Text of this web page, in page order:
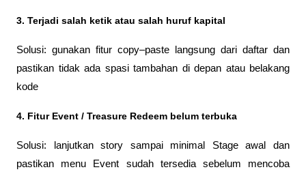
3. Terjadi salah ketik atau salah huruf kapital
Solusi: gunakan fitur copy–paste langsung dari daftar dan
pastikan tidak ada spasi tambahan di depan atau belakang
kode
4. Fitur Event / Treasure Redeem belum terbuka
Solusi: lanjutkan story sampai minimal Stage awal dan
pastikan menu Event sudah tersedia sebelum mencoba